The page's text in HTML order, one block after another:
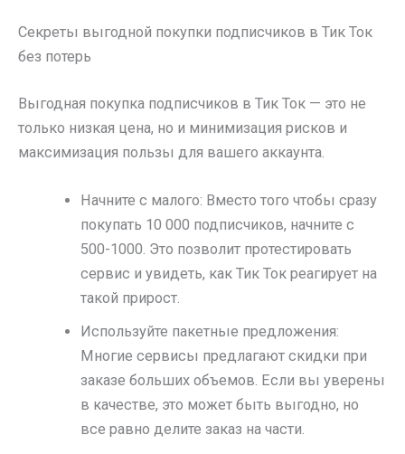
Секреты выгодной покупки подписчиков в Тик Ток
без потерь
Выгодная покупка подписчиков в Тик Ток — это не
только низкая цена, но и минимизация рисков и
максимизация пользы для вашего аккаунта.
Начните с малого: Вместо того чтобы сразу
покупать 10 000 подписчиков, начните с
500-1000. Это позволит протестировать
сервис и увидеть, как Тик Ток реагирует на
такой прирост.
Используйте пакетные предложения:
Многие сервисы предлагают скидки при
заказе больших объемов. Если вы уверены
в качестве, это может быть выгодно, но
все равно делите заказ на части.